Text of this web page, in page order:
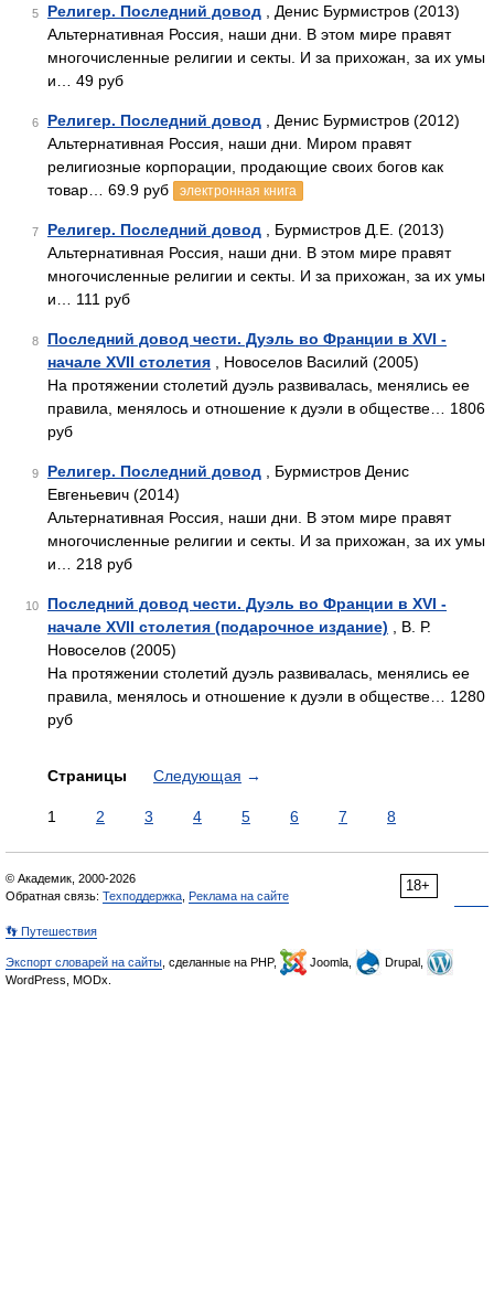
5 Религер. Последний довод , Денис Бурмистров (2013)
Альтернативная Россия, наши дни. В этом мире правят
многочисленные религии и секты. И за прихожан, за их умы
и… 49 руб
6 Религер. Последний довод , Денис Бурмистров (2012)
Альтернативная Россия, наши дни. Миром правят
религиозные корпорации, продающие своих богов как
товар… 69.9 руб
электронная книга
7 Религер. Последний довод , Бурмистров Д.Е. (2013)
Альтернативная Россия, наши дни. В этом мире правят
многочисленные религии и секты. И за прихожан, за их умы
и… 111 руб
8
Последний довод чести. Дуэль во Франции в XVI -
начале XVII столетия , Новоселов Василий (2005)
На протяжении столетий дуэль развивалась, менялись ее
правила, менялось и отношение к дуэли в обществе… 1806
руб
9 Религер. Последний довод , Бурмистров Денис
Евгеньевич (2014)
Альтернативная Россия, наши дни. В этом мире правят
многочисленные религии и секты. И за прихожан, за их умы
и… 218 руб
10
Последний довод чести. Дуэль во Франции в XVI -
начале XVII столетия (подарочное издание) , В. Р.
Новоселов (2005)
На протяжении столетий дуэль развивалась, менялись ее
правила, менялось и отношение к дуэли в обществе… 1280
руб
Страницы Следующая →
1 2 3 4 5 6 7 8
18+
© Академик, 2000-2026
Обратная связь: Техподдержка Реклама на сайте
👣 Путешествия
Экспорт словарей на сайты , сделанные на PHP, Joomla,
Drupal,
WordPress, MODx.